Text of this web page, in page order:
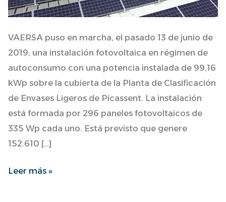
VAERSA puso en marcha, el pasado 13 de junio de
2019, una instalación fotovoltaica en régimen de
autoconsumo con una potencia instalada de 99,16
kWp sobre la cubierta de la Planta de Clasificación
de Envases Ligeros de Picassent. La instalación
está formada por 296 paneles fotovoltaicos de
335 Wp cada uno. Está previsto que genere
152.610 […]
Leer más »